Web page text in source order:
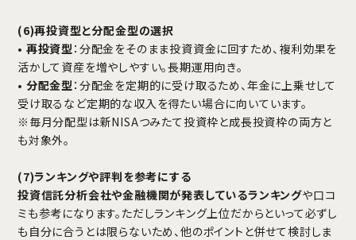
(6)再投資型と分配金型の選択
• 再投資型 ：分配金をそのまま投資資金に回すため、複利効果を
活かして資産を増やしやすい。長期運用向き。
• 分配金型 ：分配金を定期的に受け取るため、年金に上乗せして
受け取るなど定期的な収入を得たい場合に向いています。
※毎月分配型は新NISAつみたて投資枠と成長投資枠の両方と
も対象外。
(7)ランキングや評判を参考にする
投資信託分析会社や金融機関が発表しているランキングや口コ
ミも参考になります。ただしランキング上位だからといって必ずし
も自分に合うとは限らないため、他のポイントと併せて検討しま